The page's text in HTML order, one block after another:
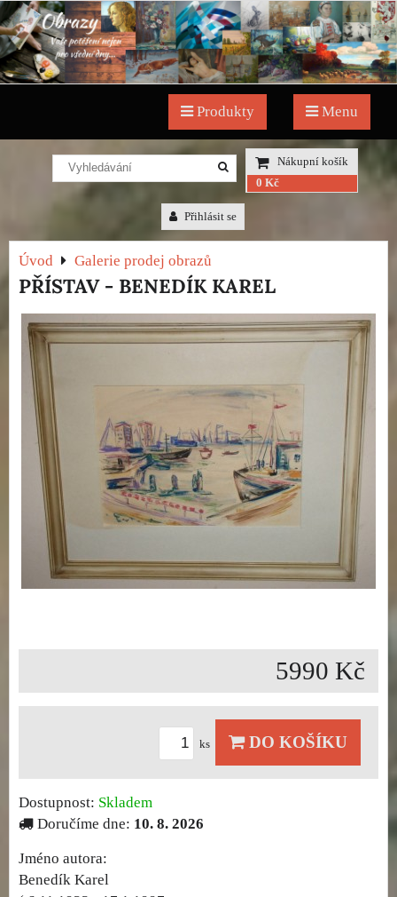
Produkty Menu
Nákupní košík
0 Kč
Přihlásit se
Úvod Galerie prodej obrazů
PŘÍSTAV - BENEDÍK KAREL
5990 Kč
ks DO KOŠÍKU
Dostupnost: Skladem
Doručíme dne: 10. 8. 2026
Jméno autora:
Benedík Karel